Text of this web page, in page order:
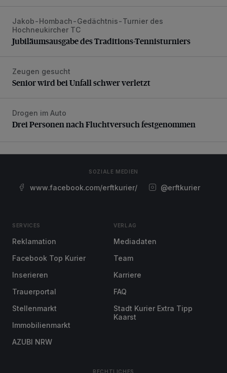
Jubiläumsausgabe des Traditions-Tennisturniers
Jakob-Hombach-Gedächtnis-Turnier des
Hochneukircher TC
Jubiläumsausgabe des Traditions-Tennisturniers
Senior wird bei Unfall schwer verletzt
Zeugen gesucht
Senior wird bei Unfall schwer verletzt
Drei Personen nach Fluchtversuch festgenommen
Drogen im Auto
Drei Personen nach Fluchtversuch festgenommen
SOZIALE MEDIEN
www.facebook.com/erftkurier/ @erftkurier
SERVICES
Reklamation
Facebook Top Kurier
Inserieren
Trauerportal
Stellenmarkt
Immobilienmarkt
AZUBI NRW
VERLAG
Mediadaten
Team
Karriere
FAQ
Stadt Kurier Extra Tipp
Kaarst
RECHTLICHES